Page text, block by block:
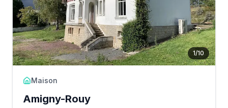
1/10
Maison
Amigny-Rouy